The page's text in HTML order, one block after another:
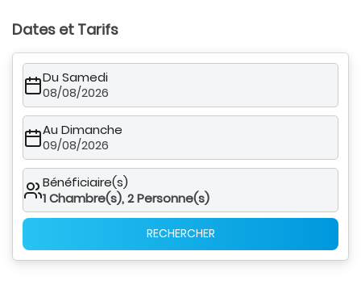
Dates et Tarifs
Du Samedi
08/08/2026
Au Dimanche
09/08/2026
Bénéficiaire(s)
1Chambre(s),2Personne(s)
RECHERCHER